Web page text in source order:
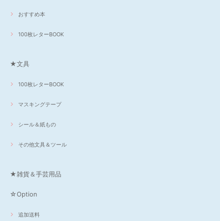
おすすめ本
100枚レターBOOK
★文具
100枚レターBOOK
マスキングテープ
シール＆紙もの
その他文具＆ツール
★雑貨＆手芸用品
☆Option
追加送料